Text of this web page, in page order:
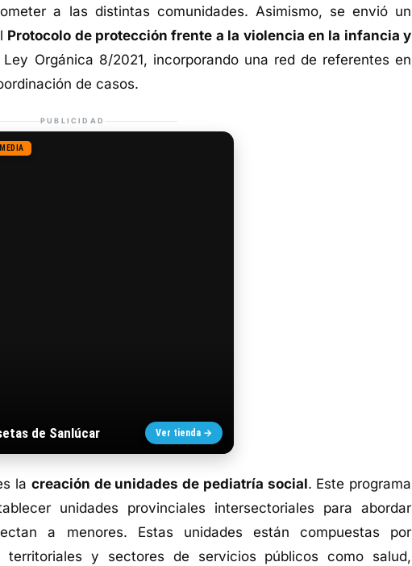
a las distintas comunidades. Asimismo, se envió un
Protocolo de protección frente a la violencia en la infancia y
Orgánica 8/2021, incorporando una red de referentes en
de casos.
PUBLICIDAD
de Sanlúcar Ver tienda →
la creación de unidades de pediatría social. Este programa
unidades provinciales intersectoriales para abordar
a menores. Estas unidades están compuestas por
territoriales y sectores de servicios públicos como salud,